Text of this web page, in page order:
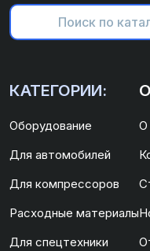
КАТЕГОРИИ:
Оборудование
Для автомобилей
Для компрессоров
Расходные материалы
Для спецтехники
О